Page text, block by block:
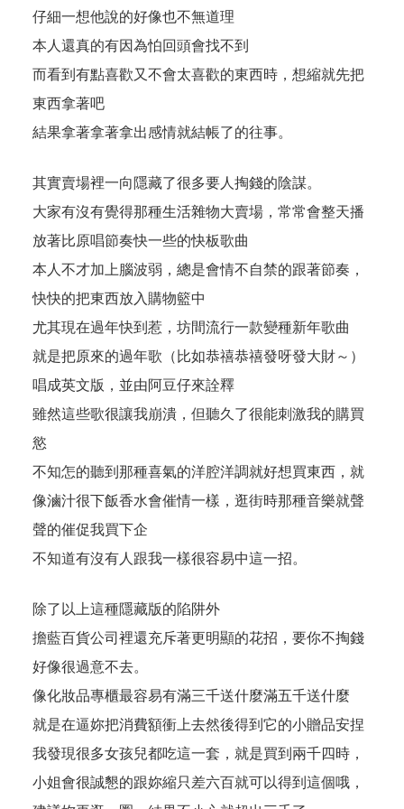
仔細一想他說的好像也不無道理
本人還真的有因為怕回頭會找不到
而看到有點喜歡又不會太喜歡的東西時，想縮就先把
東西拿著吧
結果拿著拿著拿出感情就結帳了的往事。
其實賣場裡一向隱藏了很多要人掏錢的陰謀。
大家有沒有覺得那種生活雜物大賣場，常常會整天播
放著比原唱節奏快一些的快板歌曲
本人不才加上腦波弱，總是會情不自禁的跟著節奏，
快快的把東西放入購物籃中
尤其現在過年快到惹，坊間流行一款變種新年歌曲
就是把原來的過年歌（比如恭禧恭禧發呀發大財～）
唱成英文版，並由阿豆仔來詮釋
雖然這些歌很讓我崩潰，但聽久了很能刺激我的購買
慾
不知怎的聽到那種喜氣的洋腔洋調就好想買東西，就
像滷汁很下飯香水會催情一樣，逛街時那種音樂就聲
聲的催促我買下企
不知道有沒有人跟我一樣很容易中這一招。
除了以上這種隱藏版的陷阱外
擔藍百貨公司裡還充斥著更明顯的花招，要你不掏錢
好像很過意不去。
像化妝品專櫃最容易有滿三千送什麼滿五千送什麼
就是在逼妳把消費額衝上去然後得到它的小贈品安捏
我發現很多女孩兒都吃這一套，就是買到兩千四時，
小姐會很誠懇的跟妳縮只差六百就可以得到這個哦，